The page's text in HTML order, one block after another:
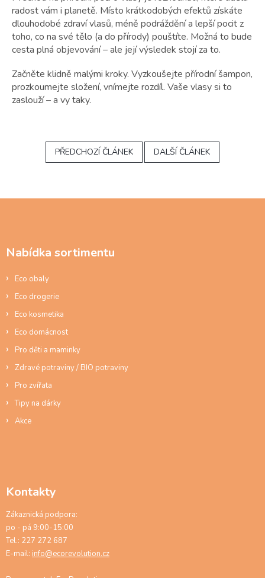
radost vám i planetě. Místo krátkodobých efektů získáte
dlouhodobé zdraví vlasů, méně podráždění a lepší pocit z
toho, co na své tělo (a do přírody) pouštíte. Možná to bude
cesta plná objevování – ale její výsledek stojí za to.
Začněte klidně malými kroky. Vyzkoušejte přírodní šampon,
prozkoumejte složení, vnímejte rozdíl. Vaše vlasy si to
zaslouží – a vy taky.
PŘEDCHOZÍ ČLÁNEK DALŠÍ ČLÁNEK
Nabídka sortimentu
Eco obaly
Eco drogerie
Eco kosmetika
Eco domácnost
Pro děti a maminky
Zdravé potraviny / BIO potraviny
Pro zvířata
Tipy na dárky
Akce
Kontakty
Zákaznická podpora:
po - pá 9:00-15:00
Tel.: 227 272 687
E-mail: info@ecorevolution.cz